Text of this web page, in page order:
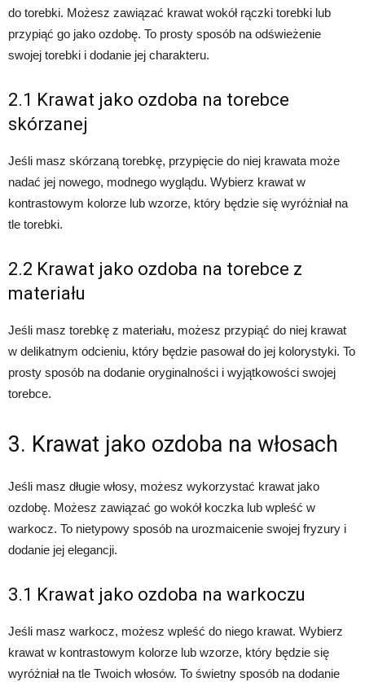
do torebki. Możesz zawiązać krawat wokół rączki torebki lub
przypiąć go jako ozdobę. To prosty sposób na odświeżenie
swojej torebki i dodanie jej charakteru.
2.1 Krawat jako ozdoba na torebce
skórzanej
Jeśli masz skórzaną torebkę, przypięcie do niej krawata może
nadać jej nowego, modnego wyglądu. Wybierz krawat w
kontrastowym kolorze lub wzorze, który będzie się wyróżniał na
tle torebki.
2.2 Krawat jako ozdoba na torebce z
materiału
Jeśli masz torebkę z materiału, możesz przypiąć do niej krawat
w delikatnym odcieniu, który będzie pasował do jej kolorystyki. To
prosty sposób na dodanie oryginalności i wyjątkowości swojej
torebce.
3. Krawat jako ozdoba na włosach
Jeśli masz długie włosy, możesz wykorzystać krawat jako
ozdobę. Możesz zawiązać go wokół koczka lub wpleść w
warkocz. To nietypowy sposób na urozmaicenie swojej fryzury i
dodanie jej elegancji.
3.1 Krawat jako ozdoba na warkoczu
Jeśli masz warkocz, możesz wpleść do niego krawat. Wybierz
krawat w kontrastowym kolorze lub wzorze, który będzie się
wyróżniał na tle Twoich włosów. To świetny sposób na dodanie